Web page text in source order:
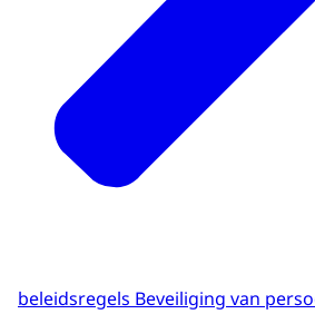
beleidsregels Beveiliging van